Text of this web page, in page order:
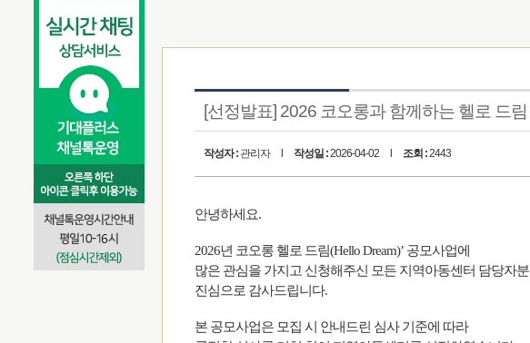
[선정발표] 2026 코오롱과 함께하는 헬로 드
작성자 : 관리자 작성일 :2026-04-02 조회 :2443
안녕하세요.
2026년 코오롱 헬로 드림(Hello Dream)’ 공모사업에
많은 관심을 가지고 신청해주신 모든 지역아동센터 담당자분
진심으로 감사드립니다.
본 공모사업은 모집 시 안내드린 심사 기준에 따라